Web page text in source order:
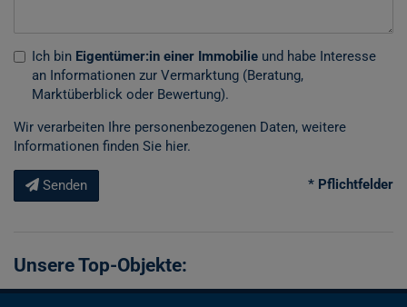
Ich bin Eigentümer:in einer Immobilie und habe Interesse
an Informationen zur Vermarktung (Beratung,
Marktüberblick oder Bewertung).
Wir verarbeiten Ihre personenbezogenen Daten, weitere
Informationen finden Sie hier.
Senden * Pflichtfelder
Unsere Top-Objekte: